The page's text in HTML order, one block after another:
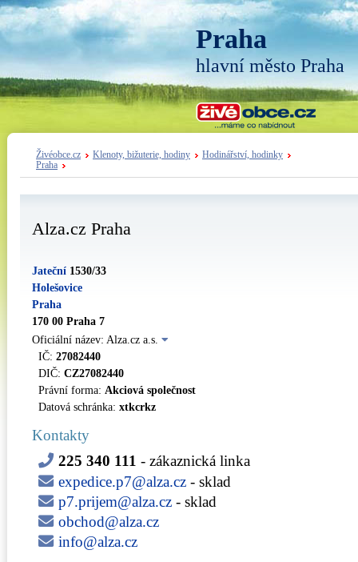
Praha
hlavní město Praha
Živéobce.cz Klenoty, bižuterie, hodiny
Hodinářství, hodinky
Praha
Alza.cz Praha
Jateční 1530/33
Holešovice
Praha
170 00 Praha 7
Oficiální název: Alza.cz a.s.
IČ: 27082440
DIČ: CZ27082440
Právní forma: Akciová společnost
Datová schránka: xtkcrkz
Kontakty
225 340 111 - zákaznická linka
expedice.p7@alza.cz - sklad
p7.prijem@alza.cz - sklad
obchod@alza.cz
info@alza.cz